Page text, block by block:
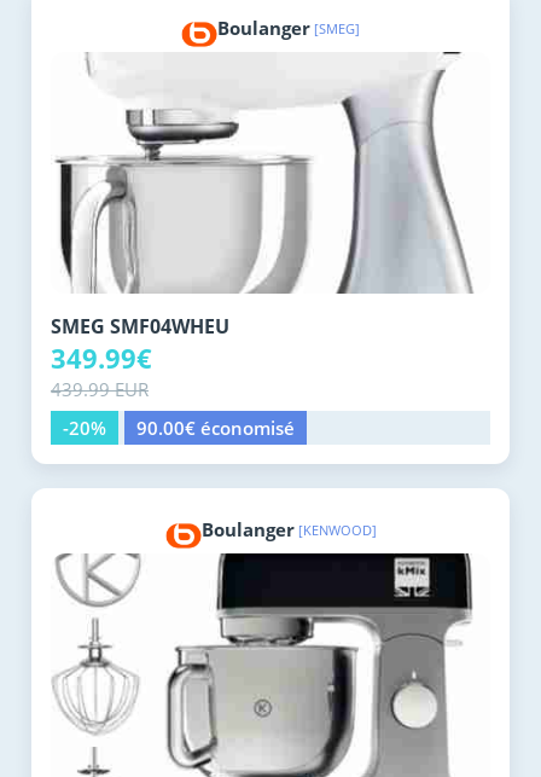
Boulanger [SMEG]
SMEG SMF04WHEU
349.99€
439.99 EUR
-20%
90.00€ économisé
Boulanger [KENWOOD]